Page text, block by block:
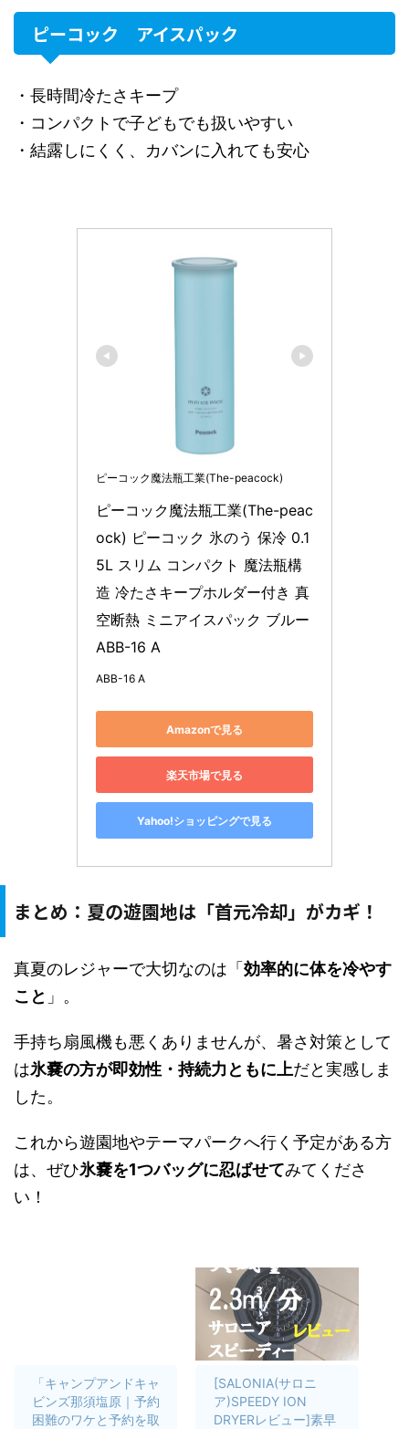
ピーコック アイスパック
・長時間冷たさキープ
・コンパクトで子どもでも扱いやすい
・結露しにくく、カバンに入れても安心
ピーコック魔法瓶工業(The-peacock)
ピーコック魔法瓶工業(The-peac
ock) ピーコック 氷のう 保冷 0.1
5L スリム コンパクト 魔法瓶構
造 冷たさキープホルダー付き 真
空断熱 ミニアイスパック ブルー
ABB-16 A
ABB-16 A
Amazonで見る
楽天市場で見る
Yahoo!ショッピングで見る
まとめ：夏の遊園地は「首元冷却」がカギ！
真夏のレジャーで大切なのは「 効率的に体を冷やす
こと 」。
手持ち扇風機も悪くありませんが、暑さ対策として
は氷嚢の方が即効性・持続力ともに上だと実感しま
した。
これから遊園地やテーマパークへ行く予定がある方
は、ぜひ氷嚢を1つバッグに忍ばせてみてくださ
い！
「キャンプアンドキャ
ビンズ那須塩原｜予約
困難のワケと予約を取
[SALONIA(サロニ
ア)SPEEDY ION
DRYERレビュー]素早